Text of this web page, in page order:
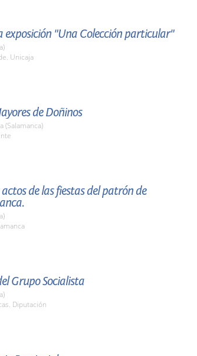
exposición "Una Colección particular"
Unicaja
de Doñinos
(Salamanca)
de las fiestas del patrón de
Grupo Socialista
Diputación